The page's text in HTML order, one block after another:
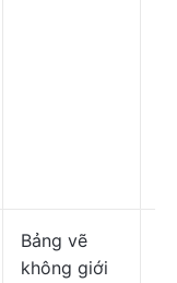
Bảng vẽ
không giới